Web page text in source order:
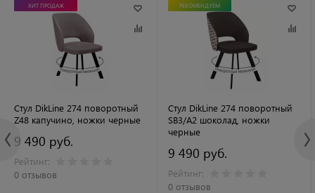
ХИТ ПРОДАЖ
Стул DikLine 274 поворотный
Z48 капучино, ножки черные
9 490 руб.
Рейтинг:
0 отзывов
РЕКОМЕНДУЕМ
Стул DikLine 274 поворотный
SB3/A2 шоколад, ножки
черные
9 490 руб.
Рейтинг:
0 отзывов